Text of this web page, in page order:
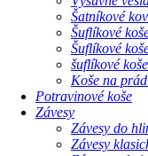
Šatníkové
Šuflíkové
Šuflíkové
šuflíkové
Koše na
Potravinové koše
Závesy
Závesy do
Závesy